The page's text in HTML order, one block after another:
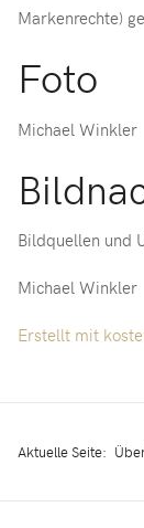
Markenrechte)
Foto
Michael Winkler
Bildquellen und
Michael Winkler
Erstellt mit
Aktuelle Seite: